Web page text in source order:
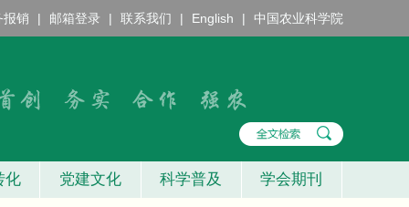
报销 | 邮箱登录 | 联系我们 | English | 中国农业科学院
化 党建文化 科学普及 学会期刊